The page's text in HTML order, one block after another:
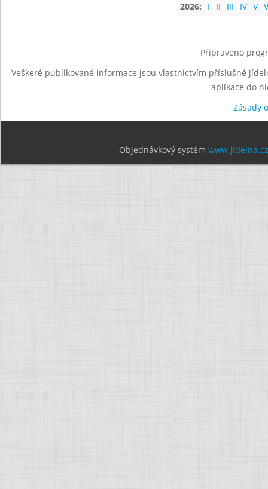
2026:
I II III IV V
Připraveno
Veškeré publikované informace jsou vlastnictvím příslušné
aplikace do
Zásady
Objednávkový systém www.jidelna.cz